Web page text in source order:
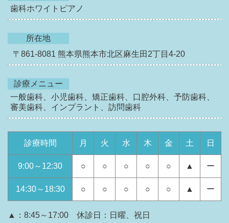
歯科ホワイトピアノ
所在地
〒861-8081 熊本県熊本市北区麻生田2丁目4-20
診療メニュー
一般歯科、小児歯科、矯正歯科、口腔外科、予防歯科、
審美歯科、インプラント、訪問歯科
診療時間 月 火 水 木 金 土 日
9:00～12:30 ○ ○ ○ ○ ○ ▲ ー
14:30～18:30 ○ ○ ○ ○ ○ ▲ ー
▲：8:45～17:00 休診日：日曜、祝日